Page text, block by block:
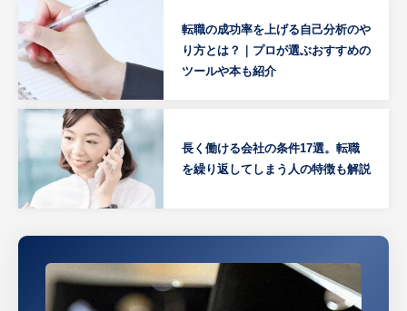
転職の成功率を上げる自己分析のや
り方とは？｜プロが選ぶおすすめの
ツールや本も紹介
長く働ける会社の条件17選。転職
を繰り返してしまう人の特徴も解説